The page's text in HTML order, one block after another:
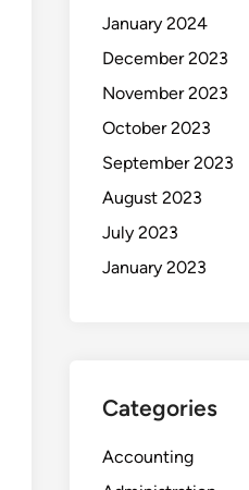
January 2024
December 2023
November 2023
October 2023
September 2023
August 2023
July 2023
January 2023
Categories
Accounting